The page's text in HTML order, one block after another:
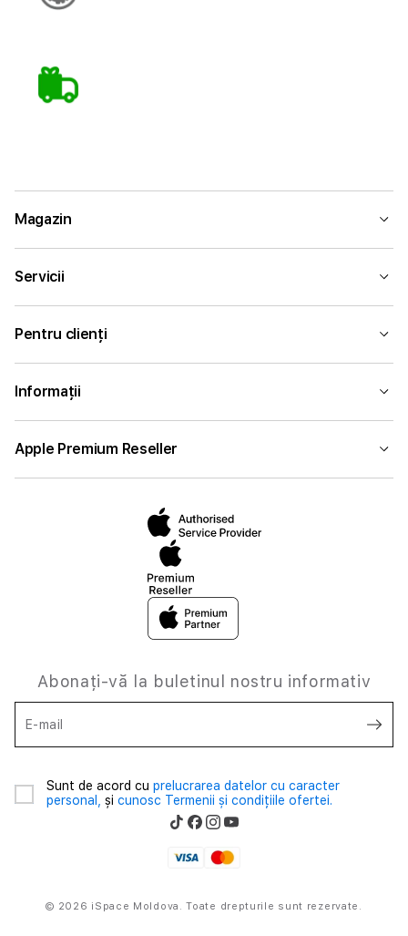
Magazin
Servicii
Pentru clienți
Informații
Apple Premium Reseller
Abonați-vă la buletinul nostru informativ
E-mail
Sunt de acord cu prelucrarea datelor cu caracter
personal, și cunosc Termenii și condițiile ofertei.
© 2026 iSpace Moldova. Toate drepturile sunt rezervate.